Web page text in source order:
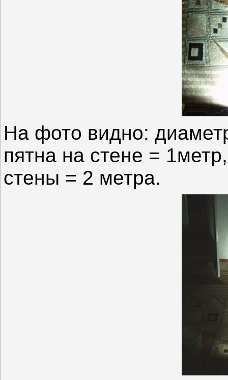
На фото видно:
пятна на стене =
стены = 2 метра.